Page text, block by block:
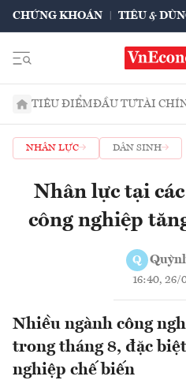
CHỨNG KHOÁN TIÊU &
TIÊU ĐIỂMĐẦU TƯTÀI
NHÂN LỰC DÂN SINH
Nhân lực tại
công nghiệp
Q
16:40, 26/
Nhiều ngành công
trong tháng 8, đặc
nghiệp chế biến